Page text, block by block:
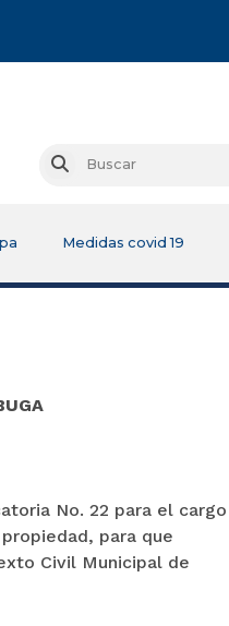
Buscar
Medidas covid 19
No. 22 para el cargo
para que
Civil Municipal de